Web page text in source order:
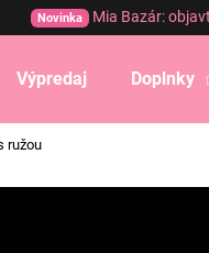
Novinka Mia Bazár:
Výpredaj Doplnky
ružou
Čo